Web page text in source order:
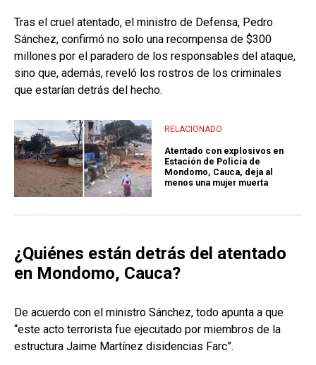
Tras el cruel atentado, el ministro de Defensa, Pedro
Sánchez, confirmó no solo una recompensa de $300
millones por el paradero de los responsables del ataque,
sino que, además, reveló los rostros de los criminales
que estarían detrás del hecho.
RELACIONADO
Atentado con explosivos en
Estación de Policía de
Mondomo, Cauca, deja al
menos una mujer muerta
¿Quiénes están detrás del atentado
en Mondomo, Cauca?
De acuerdo con el ministro Sánchez, todo apunta a que
“este acto terrorista fue ejecutado por miembros de la
estructura Jaime Martínez disidencias Farc”.